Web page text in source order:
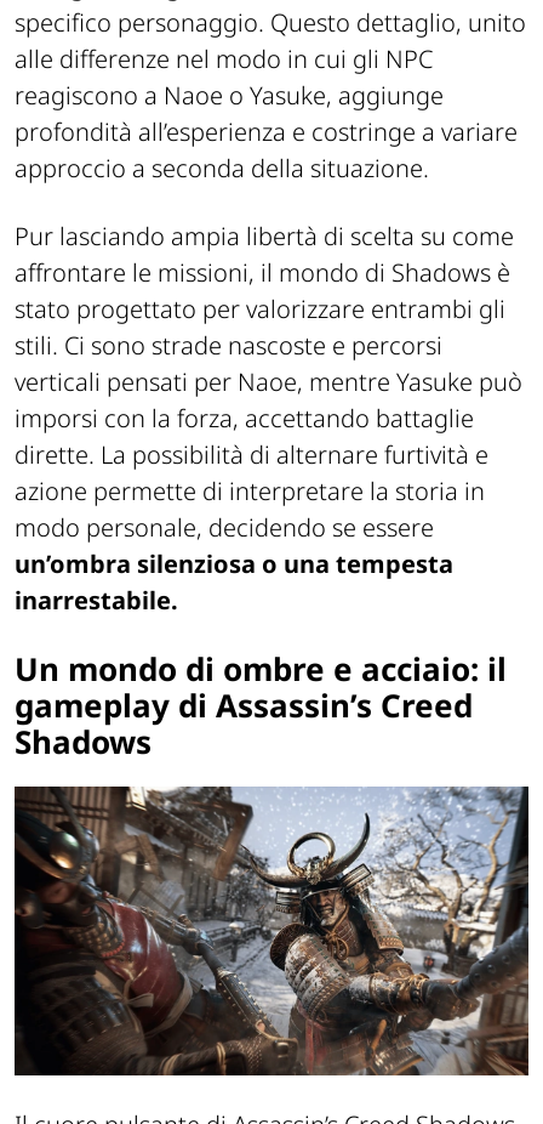
specifico personaggio. Questo dettaglio, unito
alle differenze nel modo in cui gli NPC
reagiscono a Naoe o Yasuke, aggiunge
profondità all’esperienza e costringe a variare
approccio a seconda della situazione.
Pur lasciando ampia libertà di scelta su come
affrontare le missioni, il mondo di Shadows è
stato progettato per valorizzare entrambi gli
stili. Ci sono strade nascoste e percorsi
verticali pensati per Naoe, mentre Yasuke può
imporsi con la forza, accettando battaglie
dirette. La possibilità di alternare furtività e
azione permette di interpretare la storia in
modo personale, decidendo se essere
un’ombra silenziosa o una tempesta
inarrestabile.
Un mondo di ombre e acciaio: il
gameplay di Assassin’s Creed
Shadows